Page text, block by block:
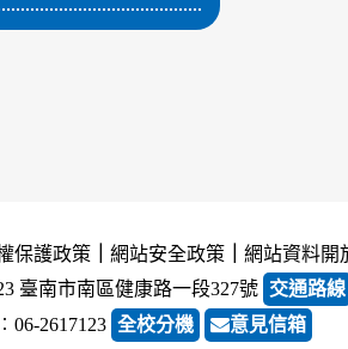
保護政策 網站安全政策
網站資料開
臺南市南區健康路一段327號 交通路線
2617123 全校分機 意見信箱